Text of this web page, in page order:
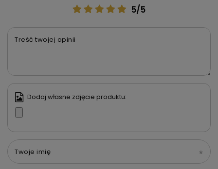
5/5
Treść twojej opinii
Dodaj własne zdjęcie produktu:
Twoje imię